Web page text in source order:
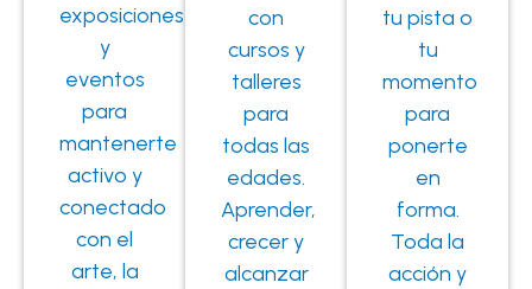
exposiciones
y
eventos
para
mantenerte
activo y
conectado
con el
arte, la
con
cursos y
talleres
para
todas las
edades.
Aprender,
crecer y
alcanzar
tu pista o
tu
momento
para
ponerte
en
forma.
Toda la
acción y